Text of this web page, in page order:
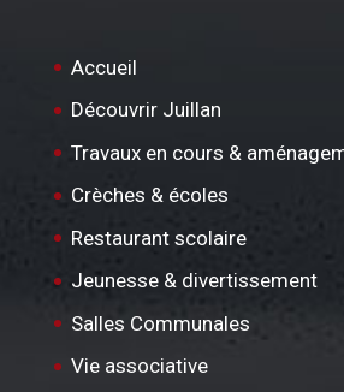
Accueil
Découvrir Juillan
Travaux en cours &
Crèches & écoles
Restaurant scolaire
Jeunesse & divertissement
Salles Communales
Vie associative